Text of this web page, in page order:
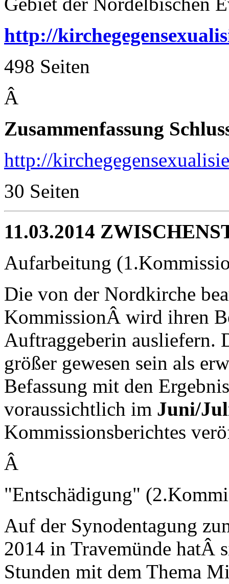
http://
498 Seiten
Â
Zusammenfassung
http://
30 Seiten
11.03.2014
Aufarbeitung
Die von der Nordkirche
KommissionÂ wird ihren
Auftraggeberin ausliefern.
größer gewesen sein als
Befassung mit den
voraussichtlich im Juni/
Kommissionsberichtes
Â
"Entschädigung"
Auf der Synodentagung
2014 in Travemünde hatÂ
Stunden mit dem Thema